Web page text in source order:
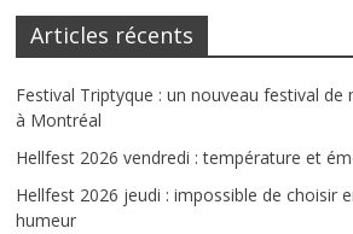
Articles récents
Festival Triptyque : un nouveau festival de
à Montréal
Hellfest 2026 vendredi : température et
Hellfest 2026 jeudi : impossible de choisir
humeur